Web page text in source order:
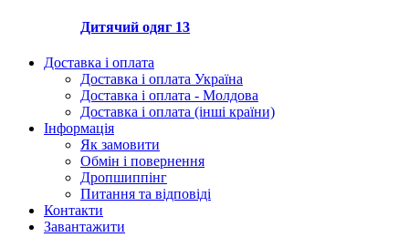
Дитячий одяг 13
Доставка і оплата
Доставка і оплата Україна
Доставка і оплата - Молдова
Доставка і оплата (інші країни)
Інформація
Як замовити
Обмін і повернення
Дропшиппінг
Питання та відповіді
Контакти
Завантажити